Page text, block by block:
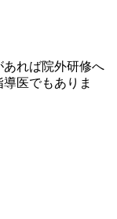
れば院外研修へ
医でもありま